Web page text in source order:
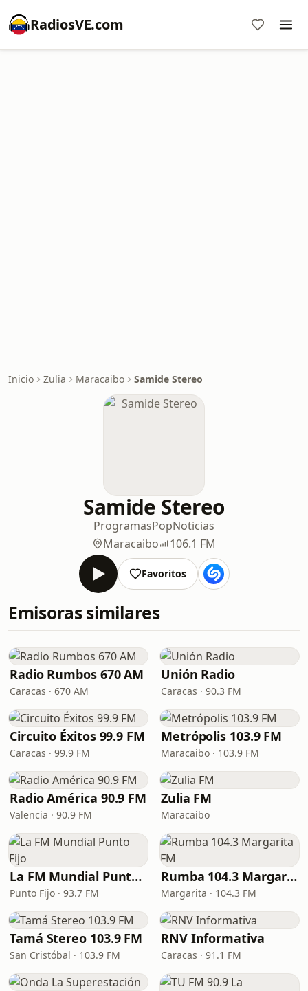
RadiosVE.com
Inicio Zulia Maracaibo Samide Stereo
Samide Stereo
ProgramasPopNoticias
Maracaibo
106.1 FM
Favoritos
Emisoras similares
Radio Rumbos 670 AM
Caracas · 670 AM
Unión Radio
Caracas · 90.3 FM
Circuito Éxitos 99.9 FM
Caracas · 99.9 FM
Metrópolis 103.9 FM
Maracaibo · 103.9 FM
Radio América 90.9 FM
Valencia · 90.9 FM
Zulia FM
Maracaibo
La FM Mundial Punto Fijo
Punto Fijo · 93.7 FM
Rumba 104.3 Margarita FM
Margarita · 104.3 FM
Tamá Stereo 103.9 FM
San Cristóbal · 103.9 FM
RNV Informativa
Caracas · 91.1 FM